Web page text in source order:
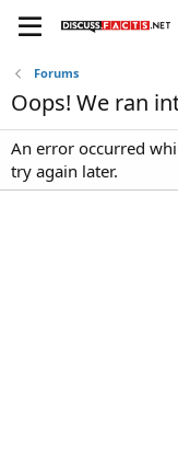
Forums
Oops! We ran
An error occurred
try again later.